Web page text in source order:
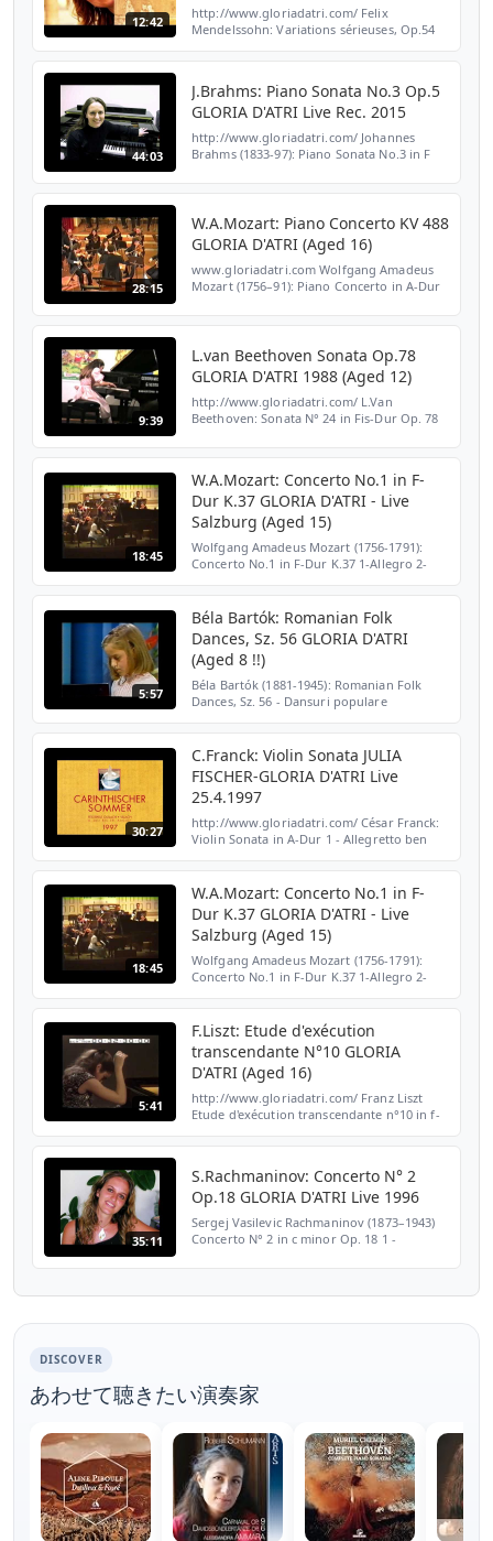
12:42
http://www.gloriadatri.com/ Felix
Mendelssohn: Variations sérieuses, Op.54
44:03
J.Brahms: Piano Sonata No.3 Op.5
GLORIA D'ATRI Live Rec. 2015
http://www.gloriadatri.com/ Johannes
Brahms (1833-97): Piano Sonata No.3 in F
28:15
W.A.Mozart: Piano Concerto KV 488
GLORIA D'ATRI (Aged 16)
www.gloriadatri.com Wolfgang Amadeus
Mozart (1756–91): Piano Concerto in A-Dur
9:39
L.van Beethoven Sonata Op.78
GLORIA D'ATRI 1988 (Aged 12)
http://www.gloriadatri.com/ L.Van
Beethoven: Sonata N° 24 in Fis-Dur Op. 78
18:45
W.A.Mozart: Concerto No.1 in F-
Dur K.37 GLORIA D'ATRI - Live
Salzburg (Aged 15)
Wolfgang Amadeus Mozart (1756-1791):
Concerto No.1 in F-Dur K.37 1-Allegro 2-
Mailand Conductor: DAN...
5:57
Béla Bartók: Romanian Folk
Dances, Sz. 56 GLORIA D'ATRI
(Aged 8 !!)
Béla Bartók (1881-1945): Romanian Folk
Dances, Sz. 56 - Dansuri populare
Pianist: GLORIA D'ATRI (Aged...
30:27
C.Franck: Violin Sonata JULIA
FISCHER-GLORIA D'ATRI Live
25.4.1997
http://www.gloriadatri.com/ César Franck:
Violin Sonata in A-Dur 1 - Allegretto ben
(22:2...
18:45
W.A.Mozart: Concerto No.1 in F-
Dur K.37 GLORIA D'ATRI - Live
Salzburg (Aged 15)
Wolfgang Amadeus Mozart (1756-1791):
Concerto No.1 in F-Dur K.37 1-Allegro 2-
Mailand Conductor: DAN...
5:41
F.Liszt: Etude d'exécution
transcendante N°10 GLORIA
D'ATRI (Aged 16)
http://www.gloriadatri.com/ Franz Liszt
Etude d'exécution transcendante n°10 in f-
35:11
S.Rachmaninov: Concerto N° 2
Op.18 GLORIA D'ATRI Live 1996
Sergej Vasilevic Rachmaninov (1873–1943)
Concerto N° 2 in c minor Op. 18 1 -
DISCOVER
あわせて聴きたい演奏家